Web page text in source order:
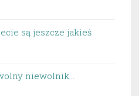
są jeszcze jakieś
niewolnik…